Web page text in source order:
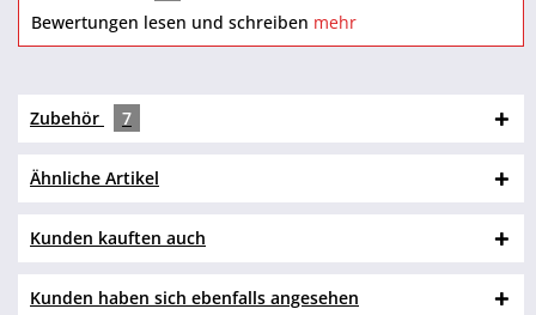
Bewertungen lesen und schreiben mehr
Zubehör 7
Ähnliche Artikel
Kunden kauften auch
Kunden haben sich ebenfalls angesehen